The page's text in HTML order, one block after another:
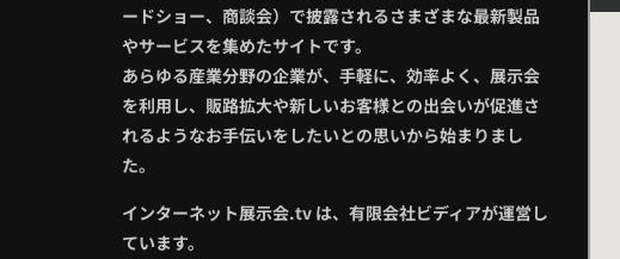
ードショー、商談会）で披露されるさまざまな最新製品
やサービスを集めたサイトです。
あらゆる産業分野の企業が、手軽に、効率よく、展示会
を利用し、販路拡大や新しいお客様との出会いが促進さ
れるようなお手伝いをしたいとの思いから始まりまし
た。
インターネット展示会.tv は、有限会社ビディアが運営し
ています。